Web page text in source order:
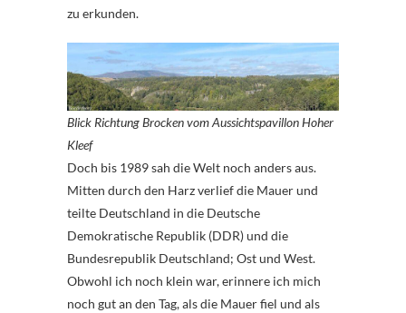
zu erkunden.
Blick Richtung Brocken vom Aussichtspavillon Hoher
Kleef
Doch bis 1989 sah die Welt noch anders aus.
Mitten durch den Harz verlief die Mauer und
teilte Deutschland in die Deutsche
Demokratische Republik (DDR) und die
Bundesrepublik Deutschland; Ost und West.
Obwohl ich noch klein war, erinnere ich mich
noch gut an den Tag, als die Mauer fiel und als